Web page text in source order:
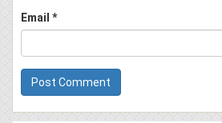
Email *